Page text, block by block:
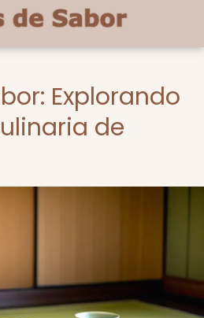
Explorando
de